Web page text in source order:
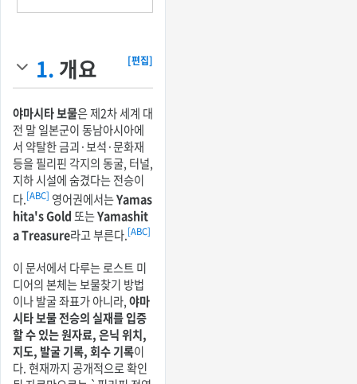
1. 개요 [편집]
야마시타 보물은 제2차 세계 대
전 말 일본군이 동남아시아에
서 약탈한 금괴·보석·문화재
등을 필리핀 각지의 동굴, 터널,
지하 시설에 숨겼다는 전승이
다.[ABC] 영어권에서는Yamas
hita's Gold또는Yamashit
a Treasure라고 부른다.[ABC]
이 문서에서 다루는 로스트 미
디어의 본체는 보물찾기 방법
이나 발굴 좌표가 아니라,야마
시타 보물 전승의 실재를 입증
할 수 있는 원자료, 은닉 위치,
지도, 발굴 기록, 회수 기록이
다. 현재까지 공개적으로 확인